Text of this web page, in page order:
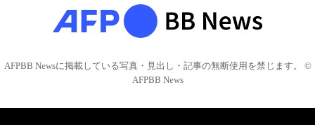
AFPBB Newsに掲載している写真・見出し・記事の無断使用を禁じます。 ©
AFPBB News